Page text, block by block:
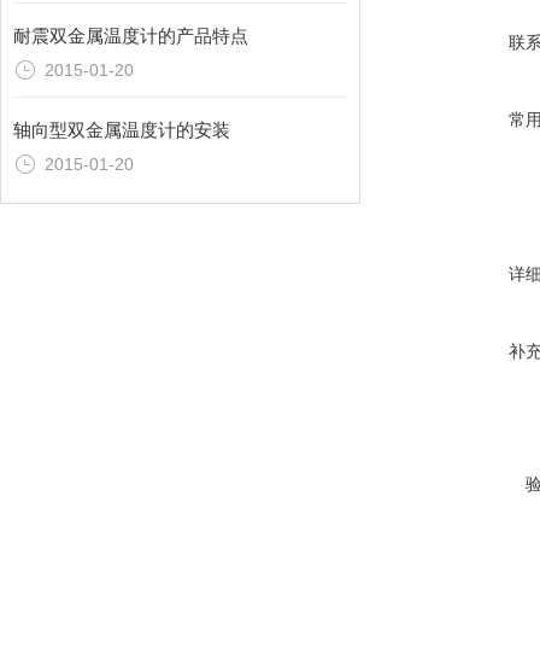
耐震双金属温度计的产品特点
2015-01-20
轴向型双金属温度计的安装
2015-01-20
联
常
详
补